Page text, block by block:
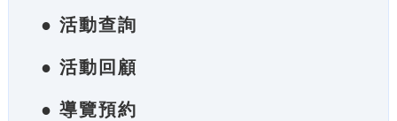
● 活動查詢
● 活動回顧
● 導覽預約